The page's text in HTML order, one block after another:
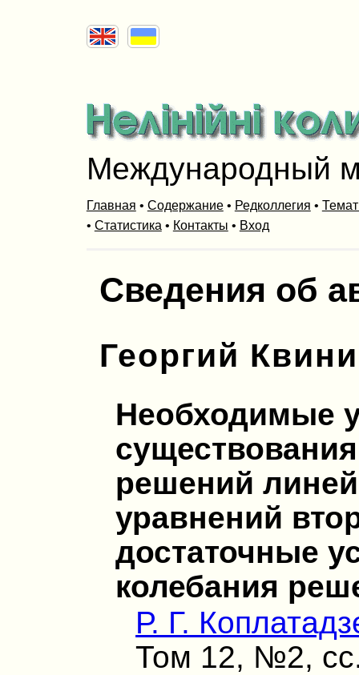
Международный
Главная • Содержание• Редколлегия •
• Статистика • Контакты • Вход
Сведения об
Георгий
Необходимые
решений
уравнений
достаточные
колебания
Р. Г.
Том 12, №2,